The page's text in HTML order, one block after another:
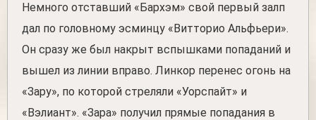
Немного отставший «Бархэм» свой первый залп
дал по головному эсминцу «Витторио Альфьери».
Он сразу же был накрыт вспышками попаданий и
вышел из линии вправо. Линкор перенес огонь на
«Зару», по которой стреляли «Уорспайт» и
«Вэлиант». «Зара» получил прямые попадания в